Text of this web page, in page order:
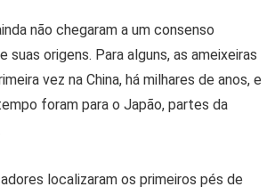
não chegaram a um consenso
suas origens. Para alguns, as ameixeiras
vez na China, há milhares de anos, e
foram para o Japão, partes da
localizaram os primeiros pés de